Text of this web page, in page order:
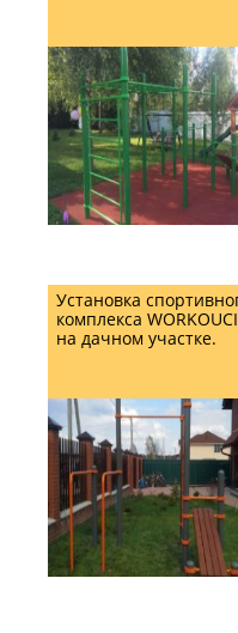
Установка
комплекса
на дачном участке.